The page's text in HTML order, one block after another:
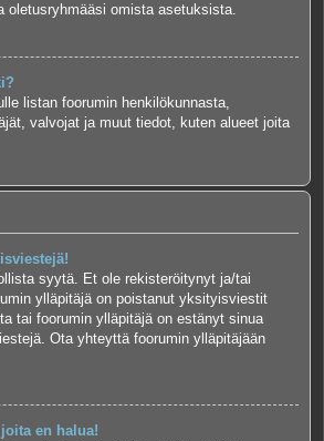
oletusryhmääsi omista asetuksista.
listan foorumin henkilökunnasta,
valvojat ja muut tiedot, kuten alueet joita
syytä. Et ole rekisteröitynyt ja/tai
ylläpitäjä on poistanut yksityisviestit
tai foorumin ylläpitäjä on estänyt sinua
Ota yhteyttä foorumin ylläpitäjään
en halua!